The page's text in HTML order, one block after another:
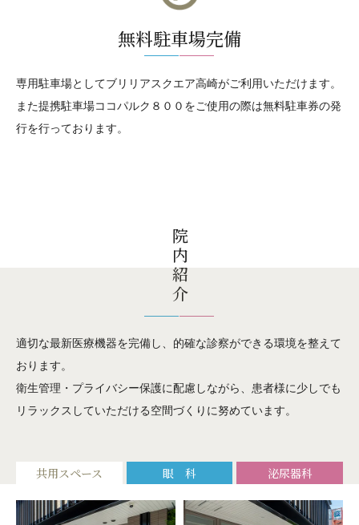
無料駐車場完備
専用駐車場としてブリリアスクエア高崎がご利用いただけます。
また提携駐車場ココパルク８００をご使用の際は無料駐車券の発
行を行っております。
院内紹介
適切な最新医療機器を完備し、的確な診察ができる環境を整えて
おります。
衛生管理・プライバシー保護に配慮しながら、患者様に少しでも
リラックスしていただける空間づくりに努めています。
共用スペース 眼 科 泌尿器科